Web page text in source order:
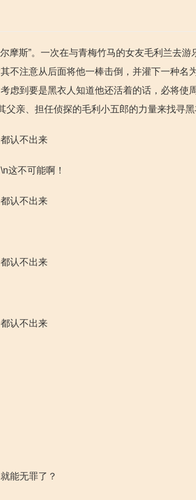
摩斯”。一次在与青梅竹马的女友毛利兰去
不注意从后面将他一棒击倒，并灌下一种名
虑到要是黑衣人知道他还活着的话，必将使
亲、担任侦探的毛利小五郎的力量来找寻黑
认不出来
这不可能啊！
认不出来
认不出来
认不出来
能无罪了？